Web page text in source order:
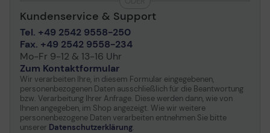
Kundenservice & Support
Tel. +49 2542 9558-250
Fax. +49 2542 9558-234
Mo-Fr 9-12 & 13-16 Uhr
Zum Kontaktformular
Wir verarbeiten Ihre, in diesem Formular eingegebenen,
personenbezogenen Daten ausschließlich für die Beantwortung
bzw. Verarbeitung Ihrer Anfrage. Diese werden dann, wie von
Ihnen angegeben, im Shop angezeigt. Wie wir weitere
personenbezogene Daten verarbeiten entnehmen Sie bitte
unserer Datenschutzerklärung.